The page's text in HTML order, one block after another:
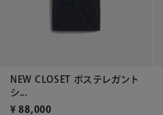
NEW CLOSET ポステレガント
シ...
¥ 88,000